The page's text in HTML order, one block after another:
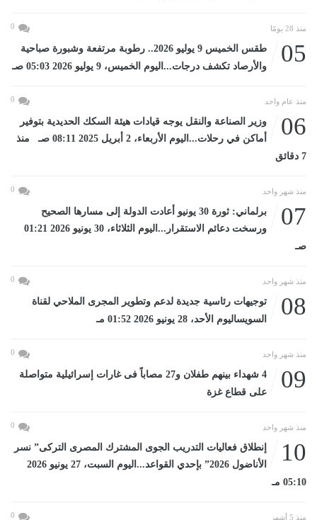
منذ 28 يومًا 0
05
طقس الخميس 9 يوليو 2026.. رطوبة مرتفعة وشبورة صباحية
والأرصاد تكشف درجات...اليوم الخميس، 9 يوليو 2026 05:03 صـ
منذ عام واحد 0
06
وزير الصناعة والنقل يوجه قيادات هيئة السكك الحديدية بتوفير
أماكن في رحلات...اليوم الأربعاء، 2 أبريل 2025 08:11 صـ منذ
7 دقائق
منذ شهر واحد 0
07
برلماني: ثورة 30 يونيو أعادت الدولة إلى مسارها الصحيح
ورسخت دعائم الاستقرار...اليوم الثلاثاء، 30 يونيو 2026 01:21
صـ
منذ شهر واحد 0
08
توجيهات رئاسية جديدة لدعم وتطوير المجرى الملاحي لقناة
السويساليوم الأحد، 28 يونيو 2026 01:52 مـ
منذ شهر واحد 0
09
4 شهداء بينهم طفلان و27 مصاباً فى غارات إسرائيلية متواصلة
على قطاع غزة
منذ شهر واحد 0
10
إنطلاق فعاليات التدريب الجوى المشترك المصرى التركى” نسر
الأناضول 2026” بإحدي القواعد...اليوم السبت، 27 يونيو 2026
05:10 مـ
منذ 5 أشهر 0